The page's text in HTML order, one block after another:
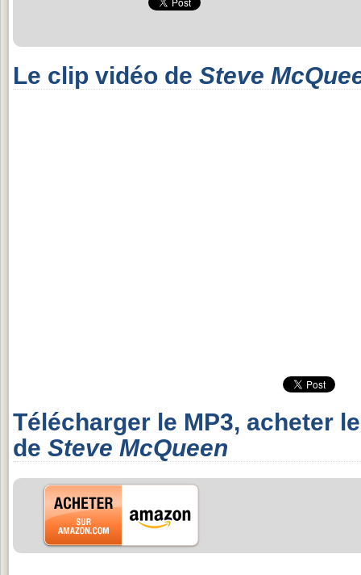
Le clip vidéo de Steve
Télécharger le MP3, acheter
de Steve McQueen